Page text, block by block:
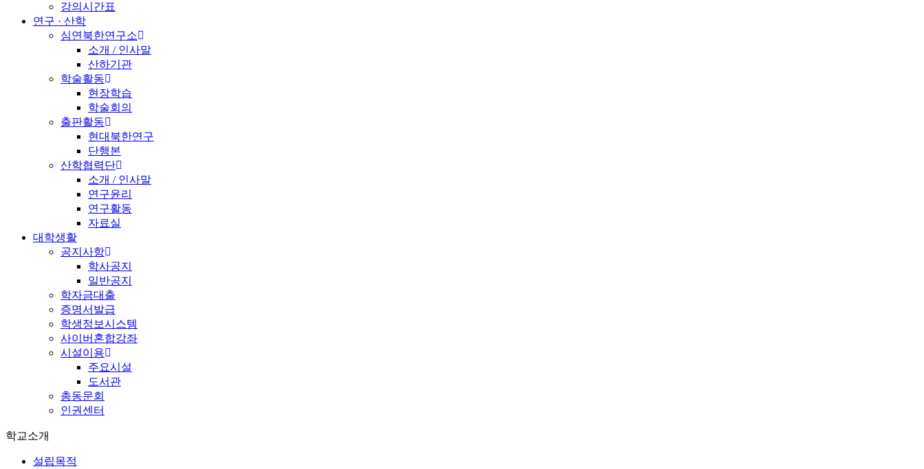
강의시간표
연구 · 산학
심연북한연구소
소개 / 인사말
산하기관
학술활동
현장학습
학술회의
출판활동
현대북한연구
단행본
산학협력단
소개 / 인사말
연구윤리
연구활동
자료실
대학생활
공지사항
학사공지
일반공지
학자금대출
증명서발급
학생정보시스템
사이버혼합강좌
시설이용
주요시설
도서관
총동문회
인권센터
학교소개
설립목적